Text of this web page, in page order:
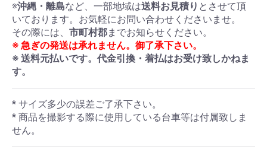
※沖縄・離島など、一部地域は送料お見積り とさせて頂
いております。お気軽にお問い合わせくださいませ。
その際には、 市町村郡までお知らせください。
※ 急ぎの発送は承れません。御了承下さい。
※ 送料元払いです。代金引換・着払はお受け致しかねま
す。
* サイズ多少の誤差ご了承下さい。
* 商品を撮影する際に使用している台車等は付属致しま
せん。